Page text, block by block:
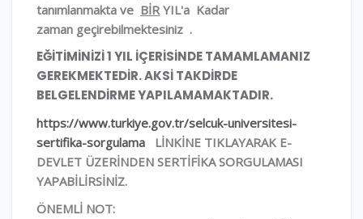
tanımlanmakta ve BİRYIL'a Kadar
zaman geçirebilmektesiniz .
EĞİTİMİNİZİ 1 YIL İÇERİSİNDE TAMAMLAMANIZ
GEREKMEKTEDİR. AKSİ TAKDİRDE
BELGELENDİRME YAPILAMAMAKTADIR.
https://www.turkiye.gov.tr/selcuk-universitesi-
sertifika-sorgulama LİNKİNE TIKLAYARAK E-
DEVLET ÜZERİNDEN SERTİFİKA SORGULAMASI
YAPABİLİRSİNİZ.
ÖNEMLİ NOT: